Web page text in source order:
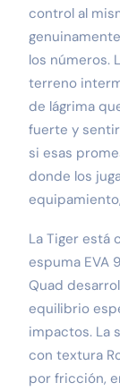
control al
los números.
terreno
de lágrima
fuerte y
si esas
donde los
La Tiger está
espuma EVA
Quad
equilibrio
impactos. La
con textura
por fricción,